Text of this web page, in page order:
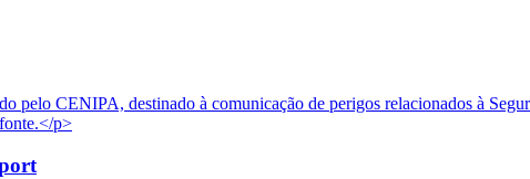
CENIPA, destinado à comunicação de perigos relacionados à
p>